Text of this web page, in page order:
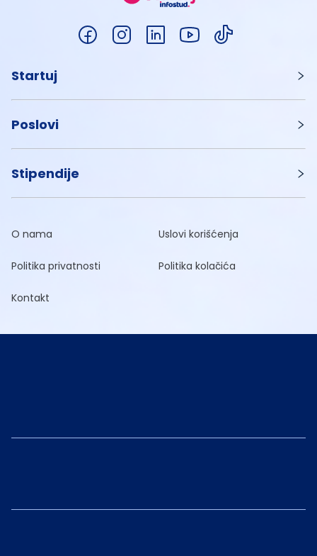
Startuj
Poslovi
Stipendije
O nama Uslovi korišćenja
Politika privatnosti Politika kolačića
Kontakt